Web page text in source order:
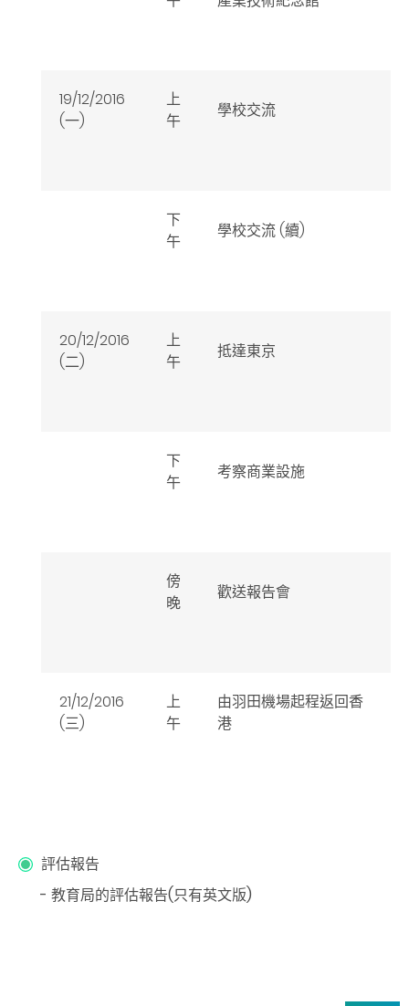
19/12/2016
(一)
上
午
學校交流
下
午
學校交流 (續)
20/12/2016
(二)
上
午
抵達東京
下
午
考察商業設施
傍
晚
歡送報告會
21/12/2016
(三)
上
午
由羽田機場起程返回香
港
評估報告
- 教育局的評估報告(只有英文版)